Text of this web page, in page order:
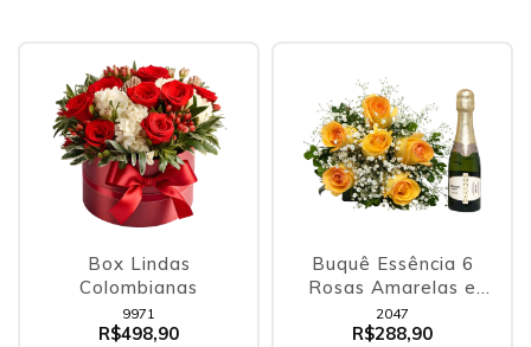
Box Lindas
Colombianas
9971
R$498,90
Buquê Essência 6
Rosas Amarelas e
Chandon
2047
R$288,90